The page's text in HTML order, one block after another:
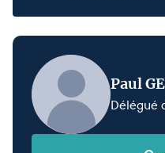
Paul
Délégué